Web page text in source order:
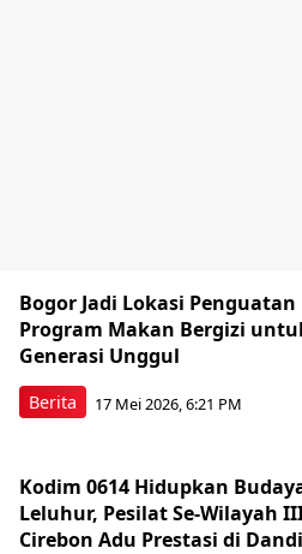
Berita
Bogor Jadi Lokasi Penguatan
Program Makan Bergizi
Generasi Unggul
17 Mei 2026, 6:21 PM
Kodim 0614 Hidupkan
Leluhur, Pesilat Se-Wilayah
Cirebon Adu Prestasi di